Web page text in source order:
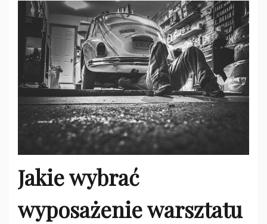
Jakie wybrać
wyposażenie warsztatu